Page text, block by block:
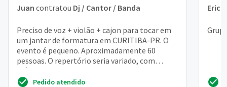
Juan contratou Dj / Cantor / Banda
Preciso de voz + violão + cajon para tocar em
um jantar de formatura em CURITIBA-PR. O
evento é pequeno. Aproximadamente 60
pessoas. O repertório seria variado, com
músicas de barzinho.
Pedido atendido
Erick